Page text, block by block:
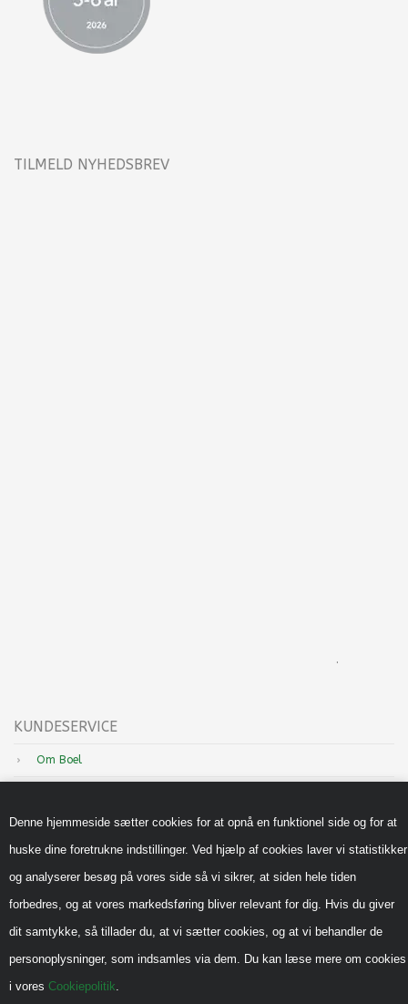
Denne hjemmeside sætter cookies for at opnå en funktionel side og for at
huske dine foretrukne indstillinger. Ved hjælp af cookies laver vi statistikker
og analyserer besøg på vores side så vi sikrer, at siden hele tiden
forbedres, og at vores markedsføring bliver relevant for dig. Hvis du giver
dit samtykke, så tillader du, at vi sætter cookies, og at vi behandler de
personoplysninger, som indsamles via dem. Du kan læse mere om cookies
i vores Cookiepolitik.
TILMELD NYHEDSBREV
.
KUNDESERVICE
Om Boel
Inspiration
Sådan handler du hos os
Cookiepolitik
Privatlivspolitik
Reklamebeskyttet (CVR)